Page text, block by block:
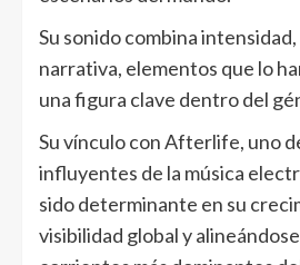
Su sonido combina
narrativa, elementos que lo
una figura clave dentro del
Su vínculo con Afterlife, uno
influyentes de la música
sido determinante en su
visibilidad global y